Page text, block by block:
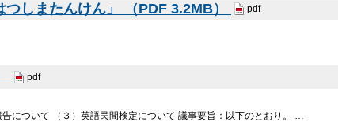
つしまたんけん」 （PDF 3.2MB） pdf
pdf
について （３）英語民間検定について 議事要旨：以下のとおり。 …